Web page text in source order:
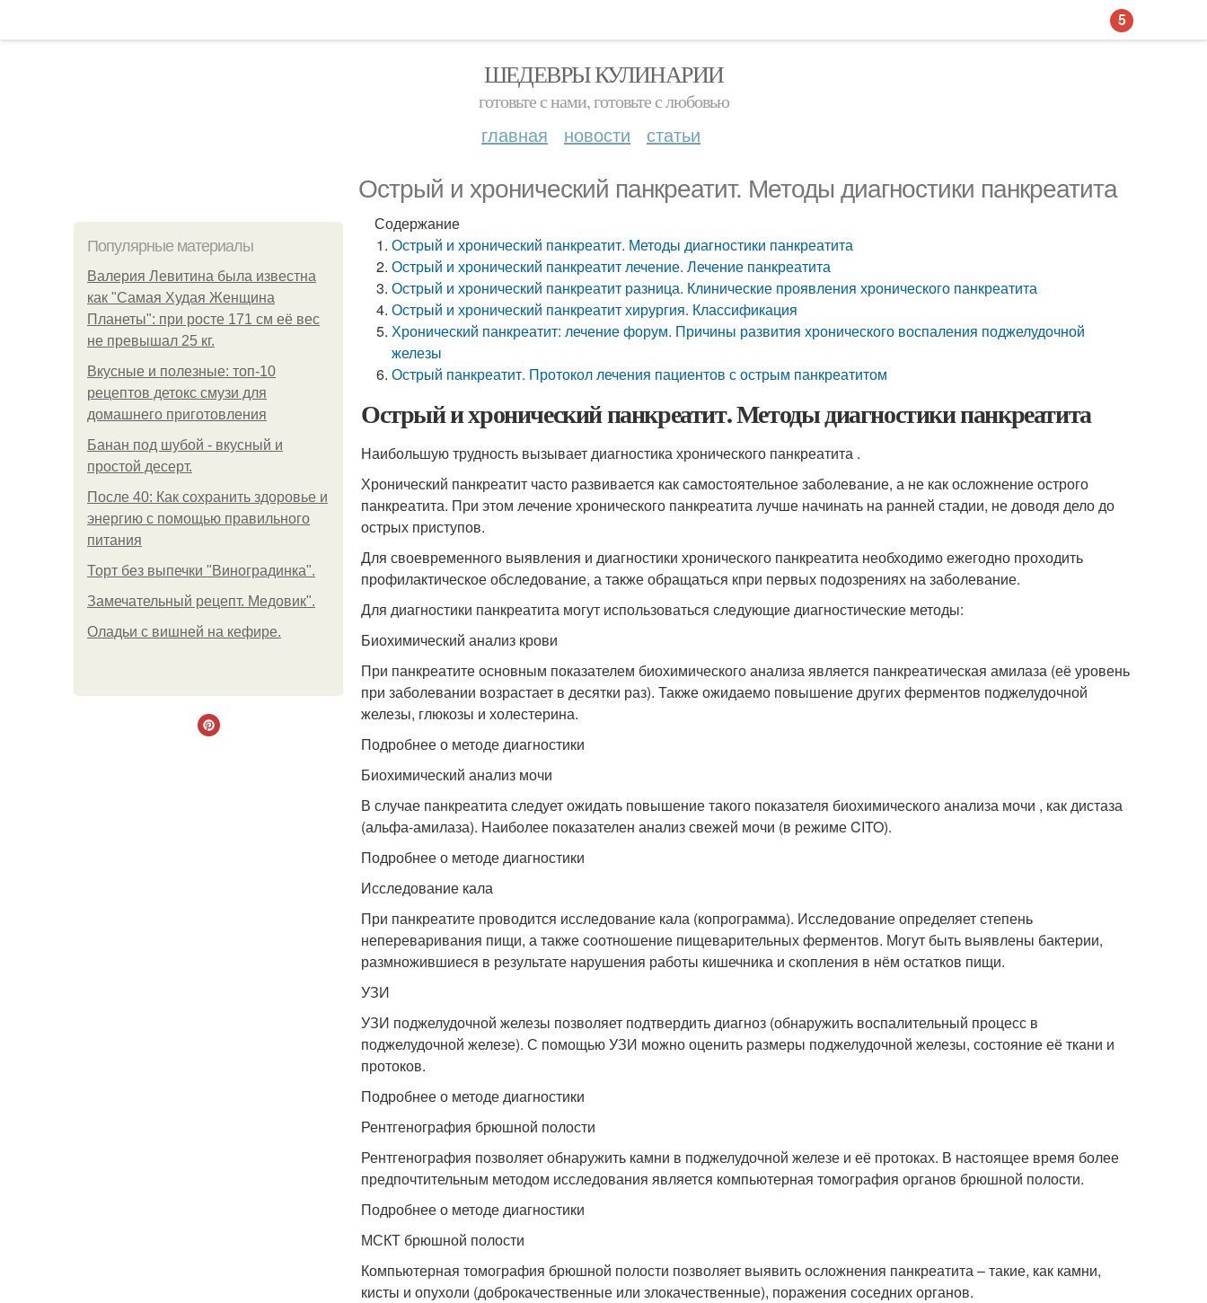
ШЕДЕВРЫ КУЛИНАРИИ
готовьте с нами, готовьте с любовью
главная новости статьи
Острый и хронический панкреатит. Методы диагностики панкреатита
Популярные материалы
Валерия Левитина была известна
как "Самая Худая Женщина
Планеты": при росте 171 см её вес
не превышал 25 кг.
Вкусные и полезные: топ-10
рецептов детокс смузи для
домашнего приготовления
Банан под шубой - вкусный и
простой десерт.
После 40: Как сохранить здоровье и
энергию с помощью правильного
питания
Торт без выпечки "Виноградинка".
Замечательный рецепт. Медовик".
Оладьи с вишней на кефире.
Содержание
Острый и хронический панкреатит. Методы диагностики панкреатита
Острый и хронический панкреатит лечение. Лечение панкреатита
Острый и хронический панкреатит разница. Клинические проявления хронического панкреатита
Острый и хронический панкреатит хирургия. Классификация
Хронический панкреатит: лечение форум. Причины развития хронического воспаления поджелудочной
железы
Острый панкреатит. Протокол лечения пациентов с острым панкреатитом
Острый и хронический панкреатит. Методы диагностики панкреатита
Наибольшую трудность вызывает диагностика хронического панкреатита .
Хронический панкреатит часто развивается как самостоятельное заболевание, а не как осложнение острого
панкреатита. При этом лечение хронического панкреатита лучше начинать на ранней стадии, не доводя дело до
острых приступов.
Для своевременного выявления и диагностики хронического панкреатита необходимо ежегодно проходить
профилактическое обследование, а также обращаться кпри первых подозрениях на заболевание.
Для диагностики панкреатита могут использоваться следующие диагностические методы:
Биохимический анализ крови
При панкреатите основным показателем биохимического анализа является панкреатическая амилаза (её уровень
при заболевании возрастает в десятки раз). Также ожидаемо повышение других ферментов поджелудочной
железы, глюкозы и холестерина.
Подробнее о методе диагностики
Биохимический анализ мочи
В случае панкреатита следует ожидать повышение такого показателя биохимического анализа мочи , как дистаза
(альфа-амилаза). Наиболее показателен анализ свежей мочи (в режиме CITO).
Подробнее о методе диагностики
Исследование кала
При панкреатите проводится исследование кала (копрограмма). Исследование определяет степень
непереваривания пищи, а также соотношение пищеварительных ферментов. Могут быть выявлены бактерии,
размножившиеся в результате нарушения работы кишечника и скопления в нём остатков пищи.
УЗИ
УЗИ поджелудочной железы позволяет подтвердить диагноз (обнаружить воспалительный процесс в
поджелудочной железе). С помощью УЗИ можно оценить размеры поджелудочной железы, состояние её ткани и
протоков.
Подробнее о методе диагностики
Рентгенография брюшной полости
Рентгенография позволяет обнаружить камни в поджелудочной железе и её протоках. В настоящее время более
предпочтительным методом исследования является компьютерная томография органов брюшной полости.
Подробнее о методе диагностики
МСКТ брюшной полости
Компьютерная томография брюшной полости позволяет выявить осложнения панкреатита – такие, как камни,
кисты и опухоли (доброкачественные или злокачественные), поражения соседних органов.
5